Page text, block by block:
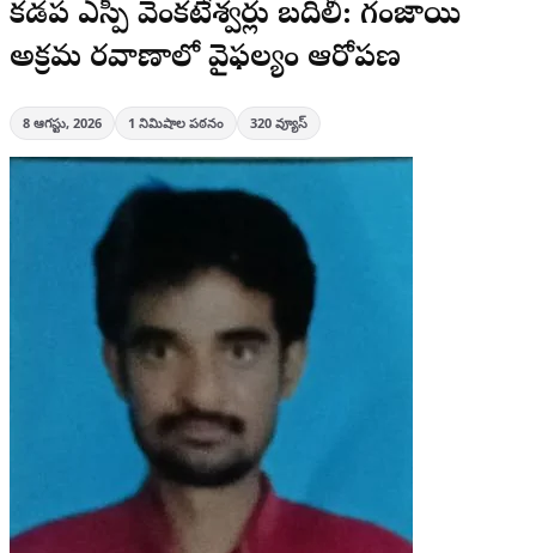
కడప డీఎస్పీ వెంకటేశ్వర్లు బదిలీ: గంజాయి
అక్రమ రవాణాలో వైఫల్యం ఆరోపణ
8 ఆగస్టు, 2026 1 నిమిషాల పఠనం 320 వ్యూస్